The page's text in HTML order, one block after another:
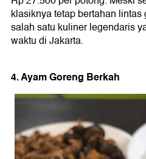
klasiknya tetap bertahan
salah satu kuliner legendaris
waktu di Jakarta.
4. Ayam Goreng Berkah